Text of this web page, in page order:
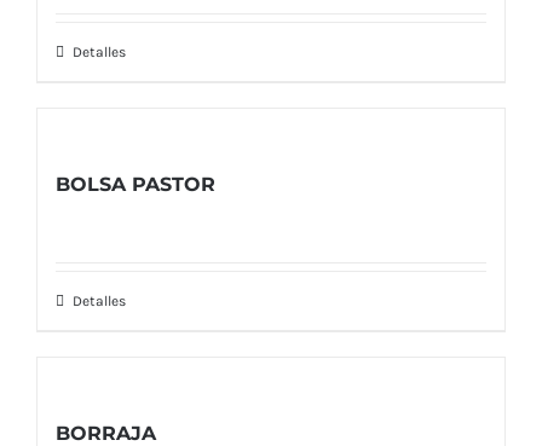
Detalles
BOLSA PASTOR
Detalles
BORRAJA